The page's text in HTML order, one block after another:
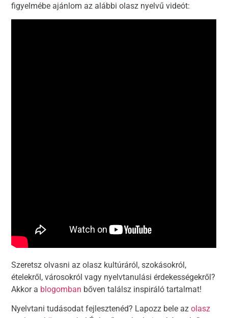
figyelmébe ajánlom az alábbi olasz nyelvű videót:
Szeretsz olvasni az olasz kultúráról, szokásokról,
ételekről, városokról vagy nyelvtanulási érdekességekről?
Akkor a blogomban bőven találsz inspiráló tartalmat!
Nyelvtani tudásodat fejlesztenéd? Lapozz bele azolasz